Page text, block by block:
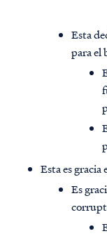
Esta
para el
Esta es gracia
Es